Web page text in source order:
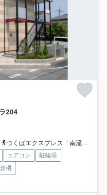
204
つくばエクスプレス「南流山」駅 徒歩14分
エアコン
駐輪場
機